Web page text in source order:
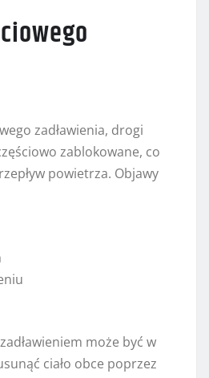
zadławienia, drogi
zablokowane, co
powietrza. Objawy
może być w
ciało obce poprzez